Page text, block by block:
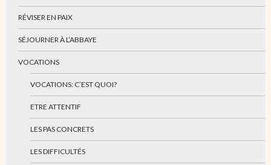
RÉVISER EN PAIX
SÉJOURNER À L’ABBAYE
VOCATIONS
VOCATIONS: C’EST QUOI?
ETRE ATTENTIF
LES PAS CONCRETS
LES DIFFICULTÉS